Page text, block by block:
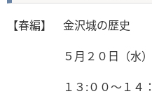
【春編】 金沢城の歴史
５月２０日（水）
１３:００～１４：